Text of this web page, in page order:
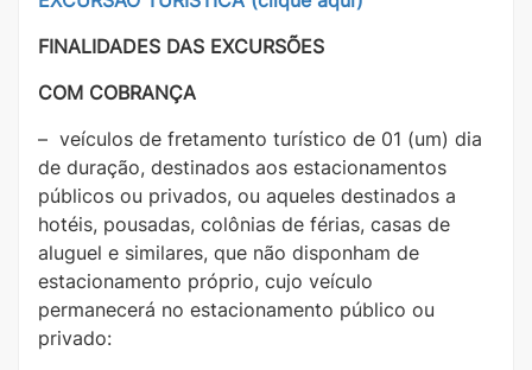
FINALIDADES DAS EXCURSÕES
COM COBRANÇA
– veículos de fretamento turístico de 01 (um) dia
de duração, destinados aos estacionamentos
públicos ou privados, ou aqueles destinados a
hotéis, pousadas, colônias de férias, casas de
aluguel e similares, que não disponham de
estacionamento próprio, cujo veículo
permanecerá no estacionamento público ou
privado: